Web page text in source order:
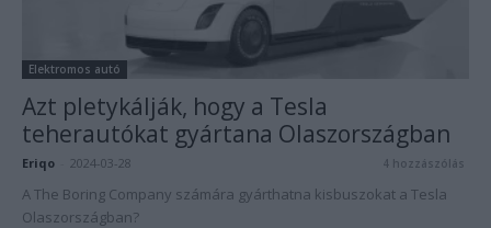
Elektromos autó
Azt pletykálják, hogy a Tesla
teherautókat gyártana Olaszországban
Eriqo 2024-03-28 4 hozzászólás
A The Boring Company számára gyárthatna kisbuszokat a Tesla
Olaszországban?